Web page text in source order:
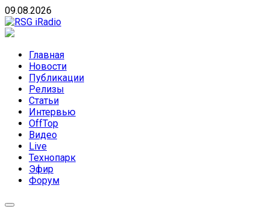
Skip
to
content
09.08.2026
направлений без возрастных ограничений
Главная
Новости
Публикации
Релизы
Статьи
Интервью
OffTop
Видео
Live
Технопарк
Эфир
Форум